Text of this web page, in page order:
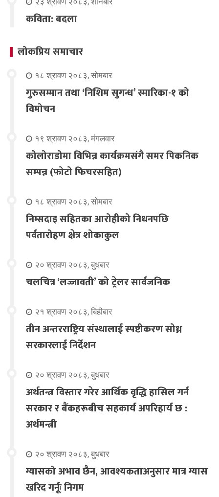
कविता: बदला
लोकप्रिय समाचार
१८ श्रावण २०८३, सोमबार
गुरुसम्मान तथा ‘निशिम सुगन्ध’ स्मारिका-१ को
विमोचन
१९ श्रावण २०८३, मंगलवार
कोलोराडोमा विभिन्न कार्यक्रमसंगै समर पिकनिक
सम्पन्न (फोटो फिचरसहित)
१८ श्रावण २०८३, सोमबार
निम्सदाइ सहितका आरोहीको निधनपछि
पर्वतारोहण क्षेत्र शोकाकुल
२० श्रावण २०८३, बुधबार
चलचित्र ‘लज्जावती’ को ट्रेलर सार्वजनिक
२१ श्रावण २०८३, बिहीबार
तीन अन्तरराष्ट्रिय संस्थालाई स्पष्टीकरण सोध्न
सरकारलाई निर्देशन
२० श्रावण २०८३, बुधबार
अर्थतन्त्र विस्तार गरेर आर्थिक वृद्धि हासिल गर्न
सरकार र बैंकहरूबीच सहकार्य अपरिहार्य छ :
अर्थमन्त्री
२० श्रावण २०८३, बुधबार
ग्यासको अभाव छैन, आवश्यकताअनुसार मात्र ग्यास
खरिद गर्नूः निगम